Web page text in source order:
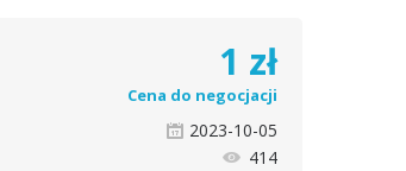
1 zł
Cena do negocjacji
2023-10-05
414